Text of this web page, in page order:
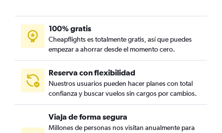
100% gratis
Cheapflights es totalmente gratis, así que puedes
empezar a ahorrar desde el momento cero.
Reserva con flexibilidad
Nuestros usuarios pueden hacer planes con total
confianza y buscar vuelos sin cargos por cambios.
Viaja de forma segura
Millones de personas nos visitan anualmente para